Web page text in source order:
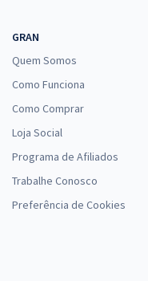
GRAN
Quem Somos
Como Funciona
Como Comprar
Loja Social
Programa de Afiliados
Trabalhe Conosco
Preferência de Cookies